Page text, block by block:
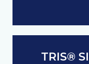
TRIS®